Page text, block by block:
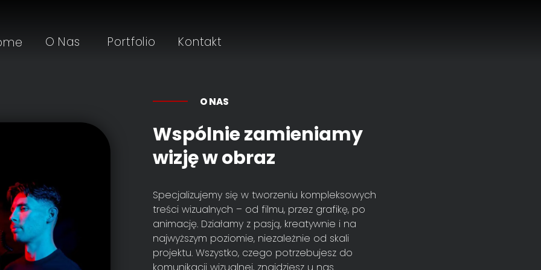
O Nas Portfolio Kontakt
O NAS
Wspólnie zamieniamy
wizję w obraz
Specjalizujemy się w tworzeniu kompleksowych
treści wizualnych – od filmu, przez grafikę, po
animację. Działamy z pasją, kreatywnie i na
najwyższym poziomie, niezależnie od skali
projektu. Wszystko, czego potrzebujesz do
komunikacji wizualnej, znajdziesz u nas.